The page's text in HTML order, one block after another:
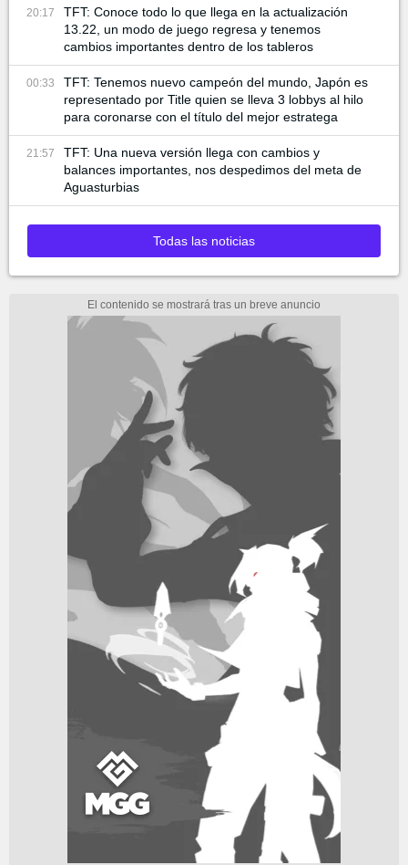
20:17
TFT: Conoce todo lo que llega en la actualización
13.22, un modo de juego regresa y tenemos
cambios importantes dentro de los tableros
00:33
TFT: Tenemos nuevo campeón del mundo, Japón es
representado por Title quien se lleva 3 lobbys al hilo
para coronarse con el título del mejor estratega
21:57
TFT: Una nueva versión llega con cambios y
balances importantes, nos despedimos del meta de
Aguasturbias
Todas las noticias